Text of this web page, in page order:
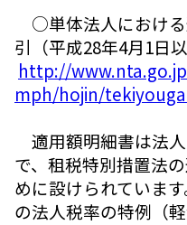
○単体法人における
引（平成28年4月1日
http://
mph/hojin/
適用額明細書は法
で、租税特別措置法
めに設けられていま
の法人税率の特例（